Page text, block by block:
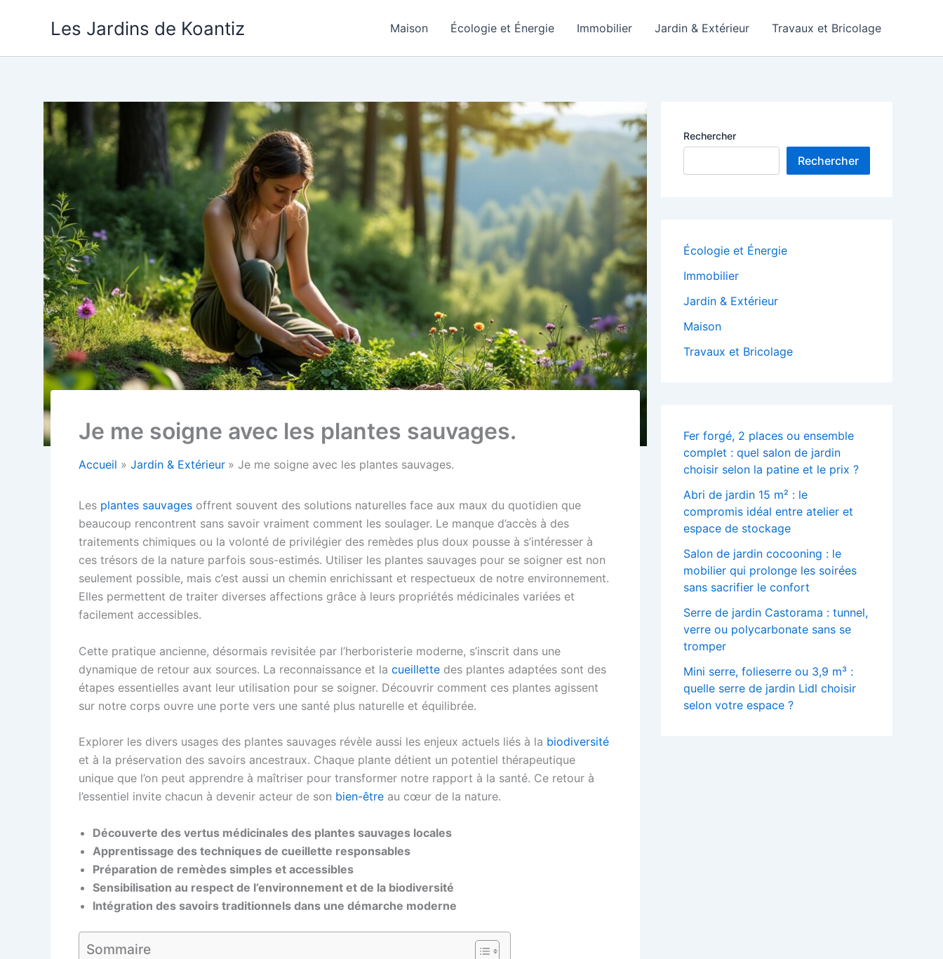
Les Jardins de Koantiz Maison Écologie et Énergie Immobilier Jardin & Extérieur Travaux et Bricolage
Je me soigne avec les plantes sauvages.
Accueil Jardin & Extérieur Je me soigne avec les plantes sauvages.
Les plantes sauvages offrent souvent des solutions naturelles face aux maux du quotidien que
beaucoup rencontrent sans savoir vraiment comment les soulager. Le manque d’accès à des
traitements chimiques ou la volonté de privilégier des remèdes plus doux pousse à s’intéresser à
ces trésors de la nature parfois sous-estimés. Utiliser les plantes sauvages pour se soigner est non
seulement possible, mais c’est aussi un chemin enrichissant et respectueux de notre environnement.
Elles permettent de traiter diverses affections grâce à leurs propriétés médicinales variées et
facilement accessibles.
Cette pratique ancienne, désormais revisitée par l’herboristerie moderne, s’inscrit dans une
dynamique de retour aux sources. La reconnaissance et la cueillette des plantes adaptées sont des
étapes essentielles avant leur utilisation pour se soigner. Découvrir comment ces plantes agissent
sur notre corps ouvre une porte vers une santé plus naturelle et équilibrée.
Explorer les divers usages des plantes sauvages révèle aussi les enjeux actuels liés à la biodiversité
et à la préservation des savoirs ancestraux. Chaque plante détient un potentiel thérapeutique
unique que l’on peut apprendre à maîtriser pour transformer notre rapport à la santé. Ce retour à
l’essentiel invite chacun à devenir acteur de son bien-être au cœur de la nature.
Découverte des vertus médicinales des plantes sauvages locales
Apprentissage des techniques de cueillette responsables
Préparation de remèdes simples et accessibles
Sensibilisation au respect de l’environnement et de la biodiversité
Intégration des savoirs traditionnels dans une démarche moderne
Sommaire
Rechercher
Rechercher
Écologie et Énergie
Immobilier
Jardin & Extérieur
Maison
Travaux et Bricolage
Fer forgé, 2 places ou ensemble
complet : quel salon de jardin
choisir selon la patine et le prix ?
Abri de jardin 15 m² : le
compromis idéal entre atelier et
espace de stockage
Salon de jardin cocooning : le
mobilier qui prolonge les soirées
sans sacrifier le confort
Serre de jardin Castorama : tunnel,
verre ou polycarbonate sans se
tromper
Mini serre, folieserre ou 3,9 m³ :
quelle serre de jardin Lidl choisir
selon votre espace ?